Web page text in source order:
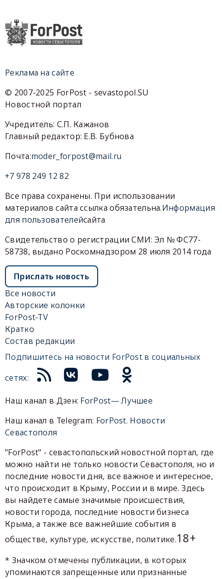
Реклама на сайте
© 2007-2025 ForPost - sevastopol.SU
Новостной портал
Учредитель: С.П. Кажанов
Главный редактор: Е.В. Бубнова
Почта:moder_forpost@mail.ru
+7 978 249 12 82
Все права сохранены. При использовании
материалов сайта ссылка обязательна.Информация
для пользователейсайта
Свидетельство о регистрации СМИ: Эл № ФС77-
58738, выдано Роскомнадзором 28 июля 2014 года
Прислать новость
Все новости
Авторские колонки
ForPost-TV
Кратко
Состав редакции
Подпишитесь на новости ForPost в социальных
сетях:
Наш канал в Дзен: ForPost— Лучшее
Наш канал в Telegram: ForPost. Новости
Севастополя
"ForPost" - севастопольский новостной портал, где
можно найти не только новости Севастополя, но и
последние новости дня, все важное и интересное,
что происходит в Крыму, России и в мире. Здесь
вы найдете самые значимые происшествия,
новости города, последние новости бизнеса
Крыма, а также все важнейшие события в
обществе, культуре, искусстве, политике.18+
* Значком отмечены публикации, в которых
упоминаются запрещенные или признанные